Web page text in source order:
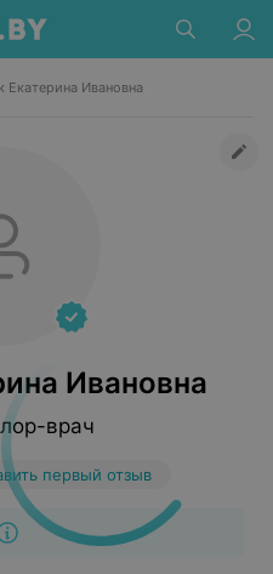
Екатерина Ивановна
Ивановна
врач
первый отзыв